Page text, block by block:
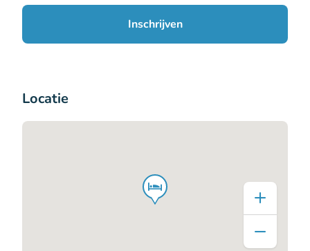
Inschrijven
Locatie